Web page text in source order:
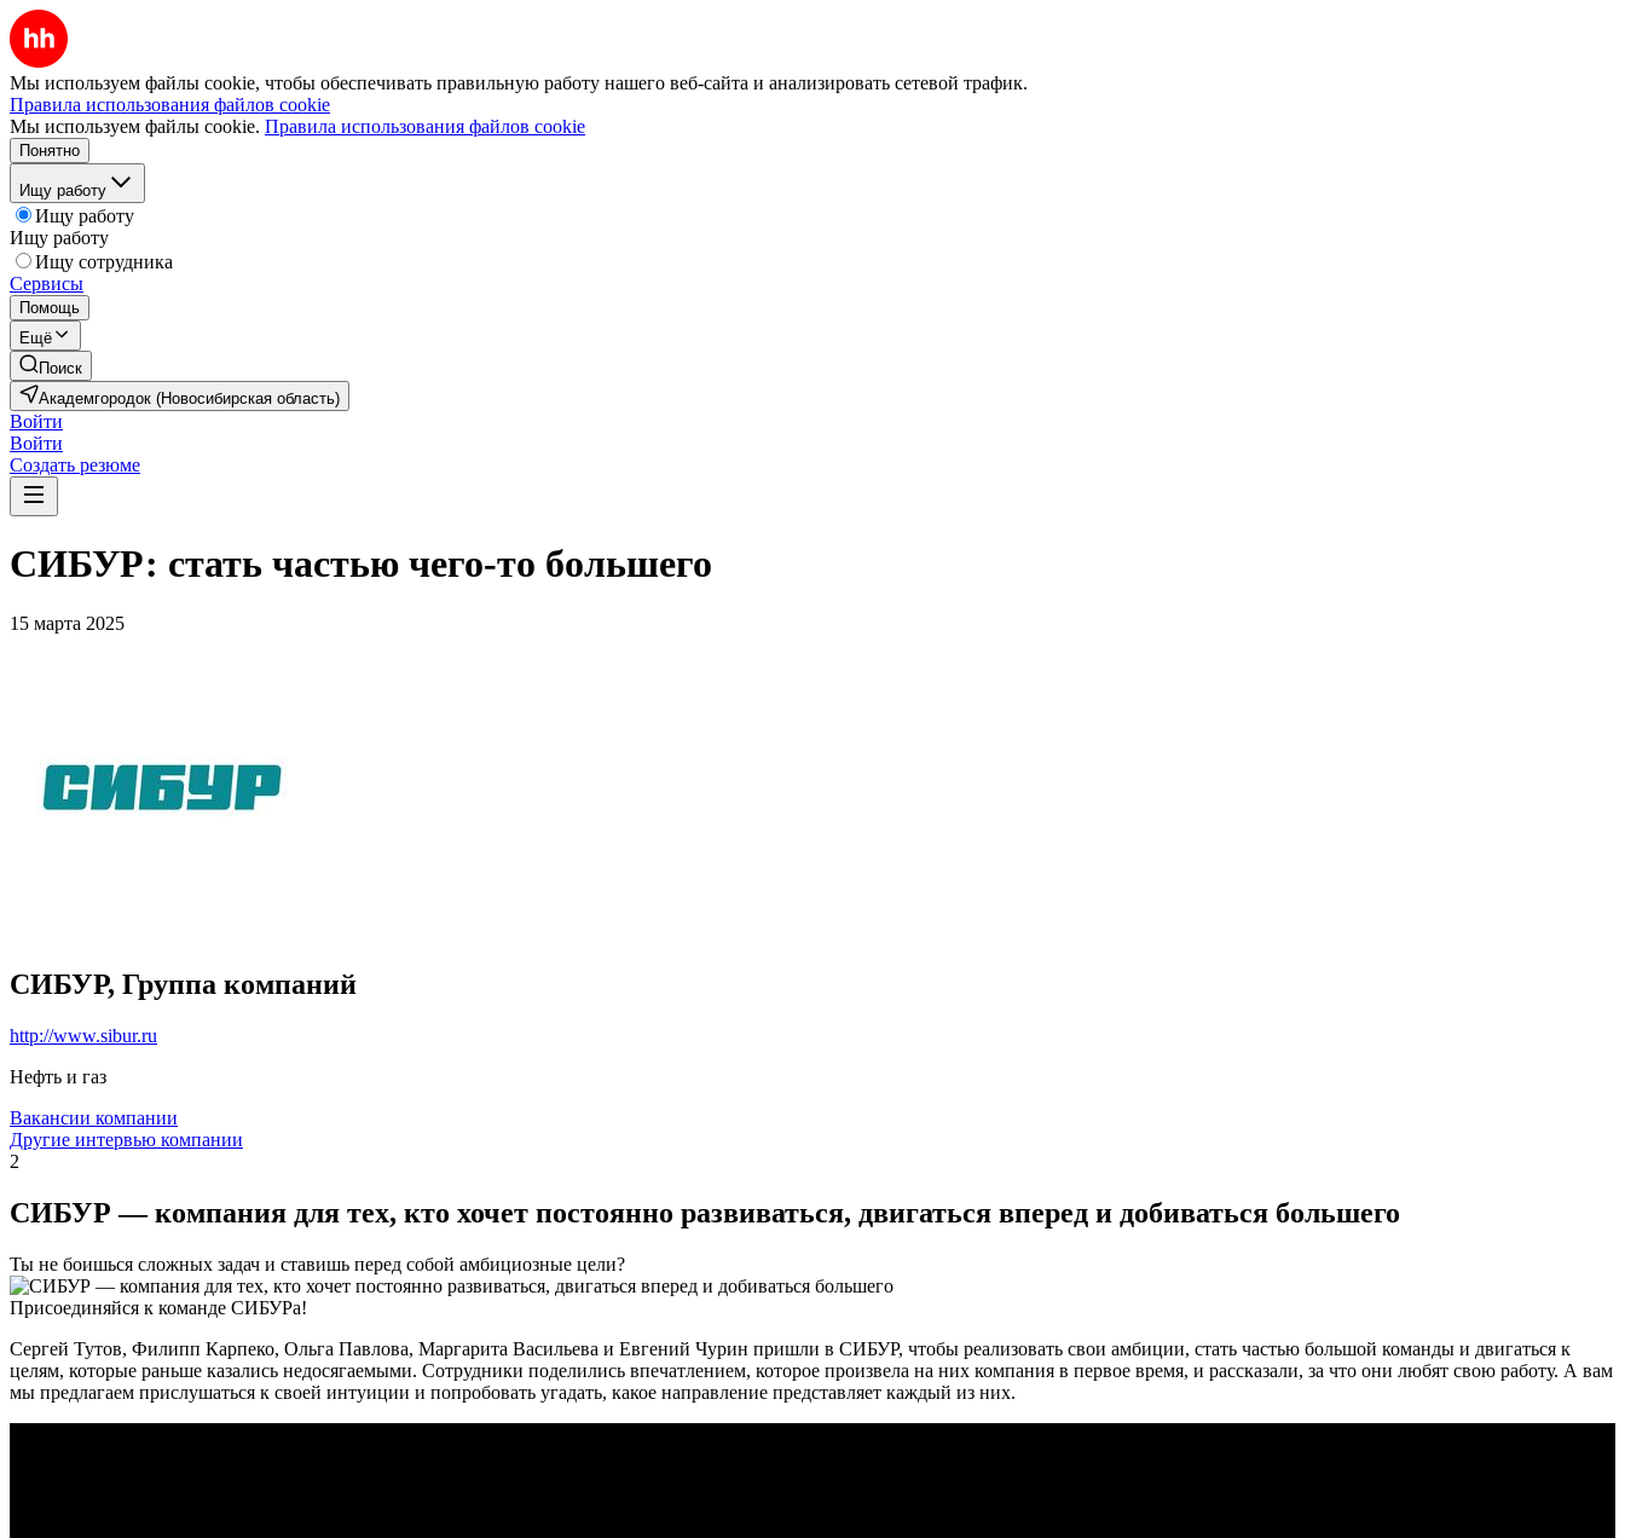
Мы используем файлы cookie, чтобы обеспечивать правильную работу нашего веб-сайта и анализировать сетевой трафик.
Правила использования файлов cookie
Мы используем файлы cookie. Правила использования файлов cookie
Понятно
Ищу работу
Ищу работу
Ищу работу
Ищу сотрудника
Сервисы
Помощь
Ещё
Поиск
Академгородок (Новосибирская область)
Войти
Войти
Создать резюме
СИБУР: стать частью чего-то большего
15 марта 2025
СИБУР, Группа компаний
http://www.sibur.ru
Нефть и газ
Вакансии компании
Другие интервью компании
2
СИБУР — компания для тех, кто хочет постоянно развиваться, двигаться вперед и добиваться большего
Ты не боишься сложных задач и ставишь перед собой амбициозные цели?
Присоединяйся к команде СИБУРа!
Сергей Тутов, Филипп Карпеко, Ольга Павлова, Маргарита Васильева и Евгений Чурин пришли в СИБУР, чтобы реализовать свои амбиции, стать частью большой команды и двигаться к
целям, которые раньше казались недосягаемыми. Сотрудники поделились впечатлением, которое произвела на них компания в первое время, и рассказали, за что они любят свою работу. А вам
мы предлагаем прислушаться к своей интуиции и попробовать угадать, какое направление представляет каждый из них.